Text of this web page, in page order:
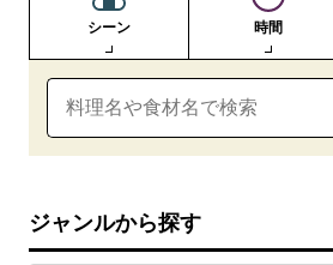
シーン 時間
ジャンルから探す